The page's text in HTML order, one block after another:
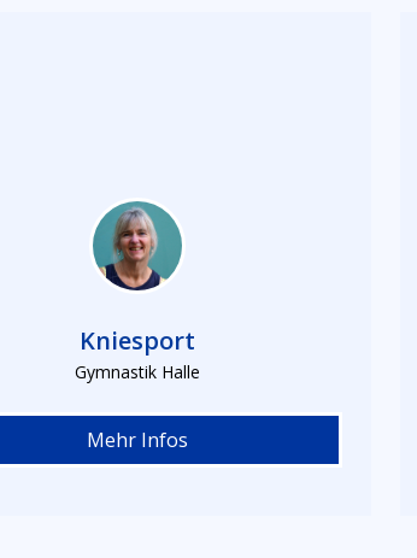
Kniesport
Gymnastik Halle
Mehr Infos